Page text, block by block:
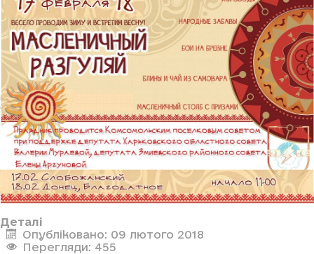
Деталі
Опубліковано: 09 лютого 2018
Перегляди: 455